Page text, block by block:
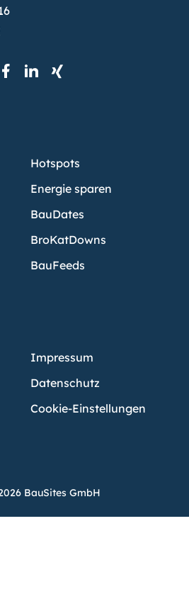
Hotspots
Energie sparen
BauDates
BroKatDowns
BauFeeds
Impressum
Datenschutz
Cookie-Einstellungen
BauSites GmbH